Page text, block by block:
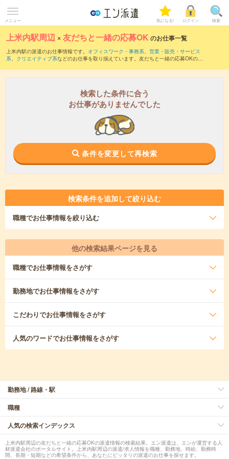
メニュー 気になる! ログイン 検索
上米内駅周辺 ×友だちと一緒の応募OK のお仕事一覧
上米内駅の派遣のお仕事情報です。 オフィスワーク・事務系、 営業・販売・サービス
系、 クリエイティブ系などのお仕事を取り揃えています。友だちと一緒の応募OKの条
検索した条件に合う
お仕事がありませんでした
条件を変更して再検索
検索条件を追加して絞り込む
職種でお仕事情報を絞り込む
他の検索結果ページを見る
職種でお仕事情報をさがす
勤務地でお仕事情報をさがす
こだわりでお仕事情報をさがす
人気のワードでお仕事情報をさがす
勤務地 / 路線・駅
職種
人気の検索インデックス
上米内駅周辺の友だちと一緒の応募OKの派遣情報の検索結果。エン派遣は、エンが運営する人
材派遣会社のポータルサイト。上米内駅周辺の派遣/求人情報を職種、勤務地、時給、勤務時
間、長期・短期などの希望条件から、あなたにピッタリの派遣のお仕事を探せます。